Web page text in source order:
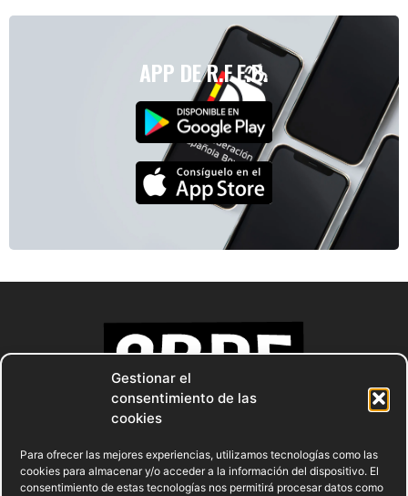
Gestionar el
consentimiento de las
cookies
Para ofrecer las mejores experiencias, utilizamos tecnologías como las
cookies para almacenar y/o acceder a la información del dispositivo. El
consentimiento de estas tecnologías nos permitirá procesar datos como
APP DE R.F.E.B.